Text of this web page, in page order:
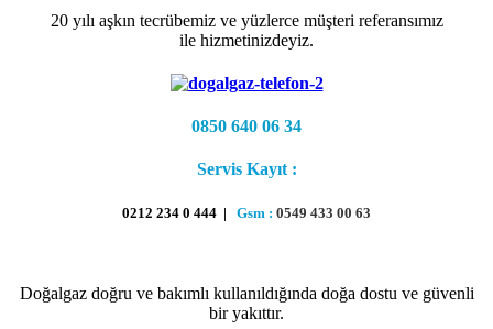
20 yılı aşkın tecrübemiz ve yüzlerce müşteri referansımız
ile hizmetinizdeyiz.
0850 640 06 34
Servis Kayıt :
0212 234 0 444 | Gsm : 0549 433 00 63
Doğalgaz doğru ve bakımlı kullanıldığında doğa dostu ve güvenli
bir yakıttır.